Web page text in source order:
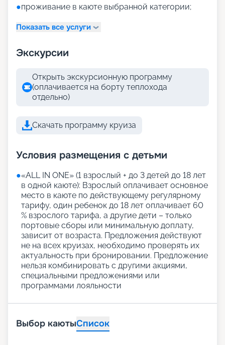
●проживание в каюте выбранной категории;
Показать все услуги
Экскурсии
Открыть экскурсионную программу
(оплачивается на борту теплохода
отдельно)
Скачать программу круиза
Условия размещения с детьми
●«АLL IN ONE» (1 взрослый + до 3 детей до 18 лет
в одной каюте): Взрослый оплачивает основное
место в каюте по действующему регулярному
тарифу, один ребенок до 18 лет оплачивает 60
% взрослого тарифа, а другие дети – только
портовые сборы или минимальную доплату,
зависит от возраста. Предложения действуют
не на всех круизах, необходимо проверять их
актуальность при бронировании. Предложение
нельзя комбинировать с другими акциями,
специальными предложениями или
программами лояльности
Выбор каютыСписок